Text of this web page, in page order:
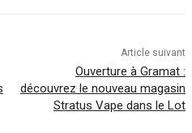
Article suivant
Ouverture à Gramat :
découvrez le nouveau magasin
Stratus Vape dans le Lot